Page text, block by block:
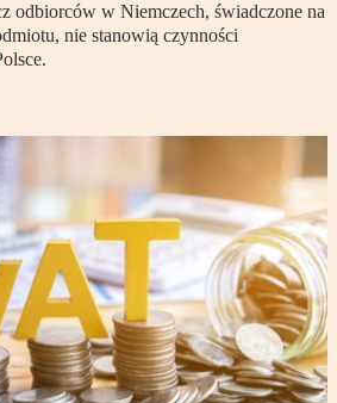
odbiorców w Niemczech, świadczone na
nie stanowią czynności